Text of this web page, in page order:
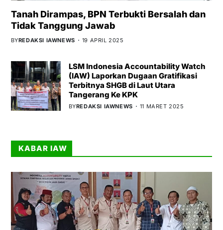
Tanah Dirampas, BPN Terbukti Bersalah dan
Tidak Tanggung Jawab
BYREDAKSI IAWNEWS 19 APRIL 2025
LSM Indonesia Accountability Watch
(IAW) Laporkan Dugaan Gratifikasi
Terbitnya SHGB di Laut Utara
Tangerang Ke KPK
BYREDAKSI IAWNEWS 11 MARET 2025
KABAR IAW